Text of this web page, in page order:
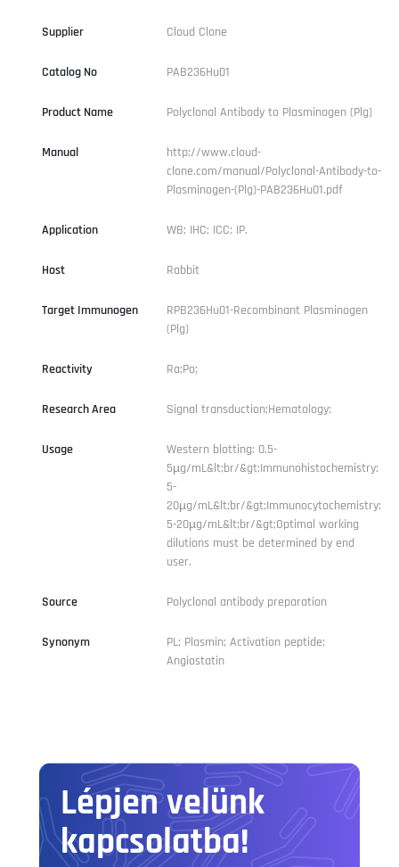
Supplier Cloud Clone
Catalog No PAB236Hu01
Product Name Polyclonal Antibody to Plasminogen (Plg)
Manual
http://www.cloud-
clone.com/manual/Polyclonal-Antibody-to-
Plasminogen-(Plg)-PAB236Hu01.pdf
Application WB; IHC; ICC; IP.
Host Rabbit
Target Immunogen
RPB236Hu01-Recombinant Plasminogen
(Plg)
Reactivity Ra;Po;
Research Area Signal transduction;Hematology;
Usage
Western blotting: 0.5-
5µg/mL&lt;br/&gt;Immunohistochemistry:
5-
20µg/mL&lt;br/&gt;Immunocytochemistry:
5-20µg/mL&lt;br/&gt;Optimal working
dilutions must be determined by end
user.
Source Polyclonal antibody preparation
Synonym
PL; Plasmin; Activation peptide;
Angiostatin
Lépjen velünk
kapcsolatba!